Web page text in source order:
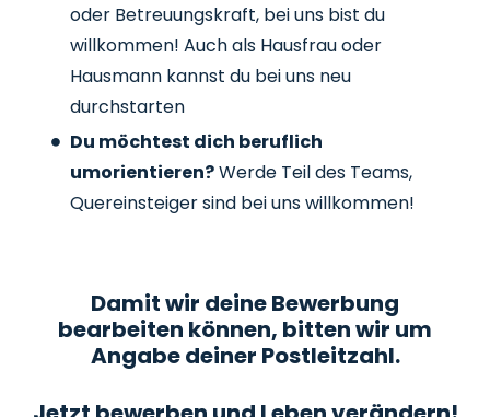
oder Betreuungskraft, bei uns bist du
willkommen! Auch als Hausfrau oder
Hausmann kannst du bei uns neu
durchstarten
Du möchtest dich beruflich
umorientieren?Werde Teil des Teams,
Quereinsteiger sind bei uns willkommen!
Damit wir deine Bewerbung
bearbeiten können, bitten wir um
Angabe deiner Postleitzahl.